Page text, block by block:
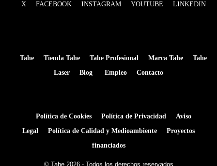
X FACEBOOK INSTAGRAM YOUTUBE LINKEDIN
Tahe Tienda Tahe Tahe Profesional Marca Tahe
Tahe
Laser
Blog Empleo Contacto
Política de Cookies Política de Privacidad
Aviso
Legal
Política de Calidad y Medioambiente
Proyectos
financiados
© Tahe 2026 - Todos los derechos reservados